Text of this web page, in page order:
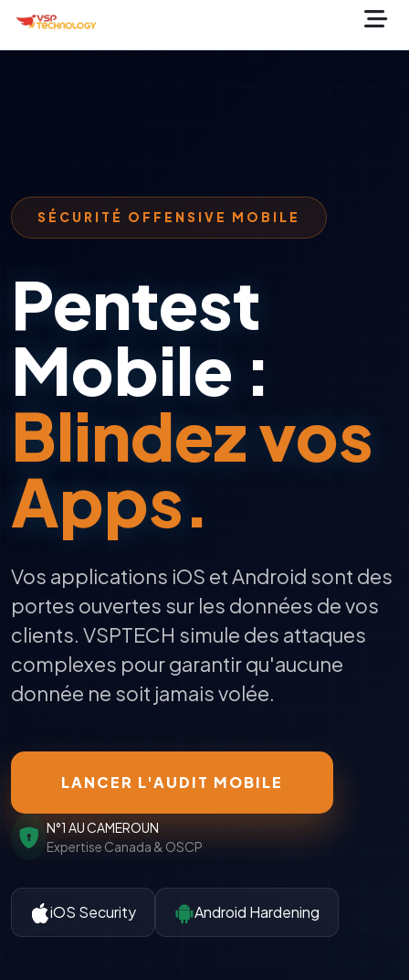
SÉCURITÉ OFFENSIVE MOBILE
Pentest
Mobile :
Blindez vos
Apps.
Vos applications iOS et Android sont des
portes ouvertes sur les données de vos
clients. VSPTECH simule des attaques
complexes pour garantir qu'aucune
donnée ne soit jamais volée.
LANCER L'AUDIT MOBILE
N°1 AU CAMEROUN
Expertise Canada & OSCP
iOS Security Android Hardening